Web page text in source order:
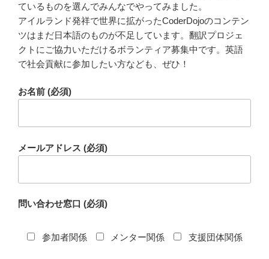
ているものを選んでみんなでやってみました。
アイルランド発祥で世界に拡がったCoderDojoのコンテン
ツはまだ日本語のものが不足しています。翻訳プロジェ
クトにご協力いただけるボランティア募集中です。英語
で社会貢献に参加したい方なども、ぜひ！
お名前 (必須)
メールアドレス (必須)
問い合わせ窓口 (必須)
参加者関係 メンター関係 支援団体関係